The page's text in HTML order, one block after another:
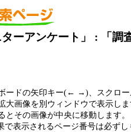
ターアンケート」 : 「
ードの矢印キー(← →)、スクロ
大画像を別ウィンドウで表示し
その画像が中央に移動します。
で表示されるページ番号は必ず